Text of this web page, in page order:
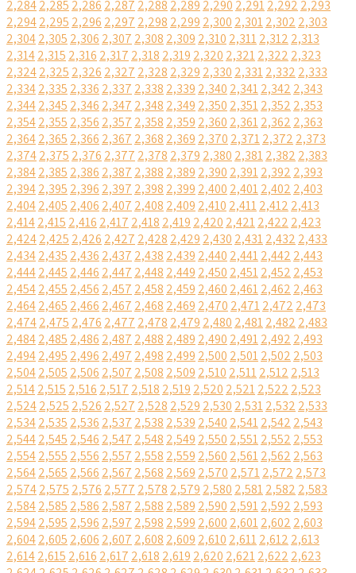
2,2842,285 2,286 2,287 2,288 2,289 2,290 2,2912,292 2,293
2,2942,295 2,296 2,297 2,298 2,299 2,300 2,3012,302 2,303
2,3042,305 2,306 2,307 2,308 2,309 2,310 2,3112,312 2,313
2,3142,315 2,316 2,317 2,318 2,319 2,320 2,3212,322 2,323
2,3242,325 2,326 2,327 2,328 2,329 2,330 2,3312,332 2,333
2,3342,335 2,336 2,337 2,338 2,339 2,340 2,3412,342 2,343
2,3442,345 2,346 2,347 2,348 2,349 2,350 2,3512,352 2,353
2,3542,355 2,356 2,357 2,358 2,359 2,360 2,3612,362 2,363
2,3642,365 2,366 2,367 2,368 2,369 2,370 2,3712,372 2,373
2,3742,375 2,376 2,377 2,378 2,379 2,380 2,3812,382 2,383
2,3842,385 2,386 2,387 2,388 2,389 2,390 2,3912,392 2,393
2,3942,395 2,396 2,397 2,398 2,399 2,400 2,4012,402 2,403
2,4042,405 2,406 2,407 2,408 2,409 2,410 2,4112,412 2,413
2,4142,415 2,416 2,417 2,418 2,419 2,420 2,4212,422 2,423
2,4242,425 2,426 2,427 2,428 2,429 2,430 2,4312,432 2,433
2,4342,435 2,436 2,437 2,438 2,439 2,440 2,4412,442 2,443
2,4442,445 2,446 2,447 2,448 2,449 2,450 2,4512,452 2,453
2,4542,455 2,456 2,457 2,458 2,459 2,460 2,4612,462 2,463
2,4642,465 2,466 2,467 2,468 2,469 2,470 2,4712,472 2,473
2,4742,475 2,476 2,477 2,478 2,479 2,480 2,4812,482 2,483
2,4842,485 2,486 2,487 2,488 2,489 2,490 2,4912,492 2,493
2,4942,495 2,496 2,497 2,498 2,499 2,500 2,5012,502 2,503
2,5042,505 2,506 2,507 2,508 2,509 2,510 2,5112,512 2,513
2,5142,515 2,516 2,517 2,518 2,519 2,520 2,5212,522 2,523
2,5242,525 2,526 2,527 2,528 2,529 2,530 2,5312,532 2,533
2,5342,535 2,536 2,537 2,538 2,539 2,540 2,5412,542 2,543
2,5442,545 2,546 2,547 2,548 2,549 2,550 2,5512,552 2,553
2,5542,555 2,556 2,557 2,558 2,559 2,560 2,5612,562 2,563
2,5642,565 2,566 2,567 2,568 2,569 2,570 2,5712,572 2,573
2,5742,575 2,576 2,577 2,578 2,579 2,580 2,5812,582 2,583
2,5842,585 2,586 2,587 2,588 2,589 2,590 2,5912,592 2,593
2,5942,595 2,596 2,597 2,598 2,599 2,600 2,6012,602 2,603
2,6042,605 2,606 2,607 2,608 2,609 2,610 2,6112,612 2,613
2,6142,615 2,616 2,617 2,618 2,619 2,620 2,6212,622 2,623